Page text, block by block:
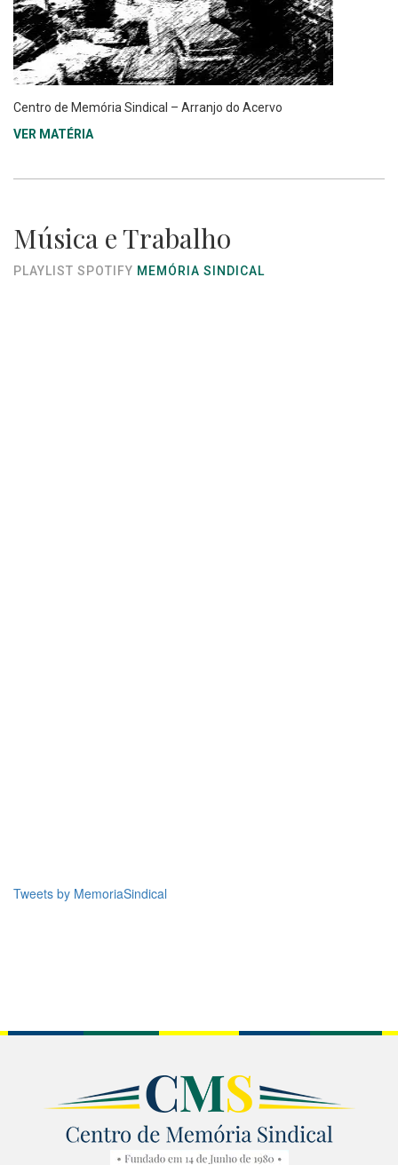
Centro de Memória Sindical – Arranjo do Acervo
VER MATÉRIA
Música e Trabalho
PLAYLIST SPOTIFY MEMÓRIA SINDICAL
Tweets by MemoriaSindical